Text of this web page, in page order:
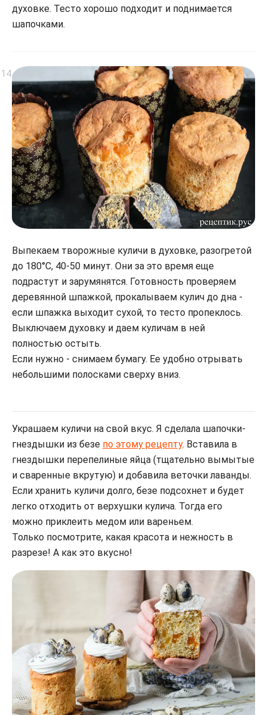
духовке. Тесто хорошо подходит и поднимается
шапочками.
Выпекаем творожные куличи в духовке, разогретой
до 180°С, 40-50 минут. Они за это время еще
подрастут и зарумянятся. Готовность проверяем
деревянной шпажкой, прокалываем кулич до дна -
если шпажка выходит сухой, то тесто пропеклось.
Выключаем духовку и даем куличам в ней
полностью остыть.
Если нужно - снимаем бумагу. Ее удобно отрывать
небольшими полосками сверху вниз.
Украшаем куличи на свой вкус. Я сделала шапочки-
гнездышки из безе по этому рецепту. Вставила в
гнездышки перепелиные яйца (тщательно вымытые
и сваренные вкрутую) и добавила веточки лаванды.
Если хранить куличи долго, безе подсохнет и будет
легко отходить от верхушки кулича. Тогда его
можно приклеить медом или вареньем.
Только посмотрите, какая красота и нежность в
разрезе! А как это вкусно!